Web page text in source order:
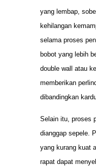
yang lembap,
kehilangan
selama proses
bobot yang lebih
double wall atau
memberikan
dibandingkan
Selain itu, proses
dianggap sepele.
yang kurang kuat
rapat dapat